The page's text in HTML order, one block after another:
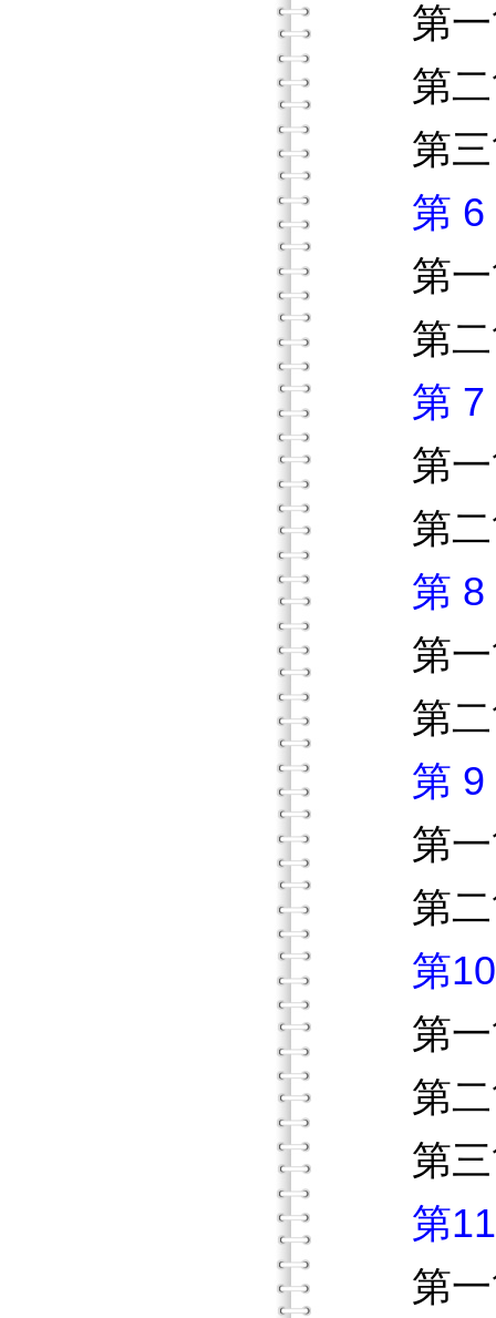
第一
第二
第三
第
第一
第二
第
第一
第二
第
第一
第二
第
第一
第二
第
第一
第二
第三
第
第一